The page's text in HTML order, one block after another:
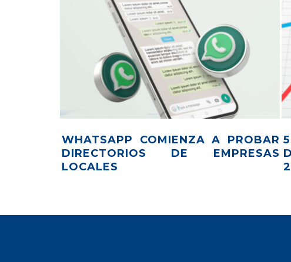
WHATSAPP COMIENZA A PROBAR
DIRECTORIOS DE EMPRESAS
LOCALES